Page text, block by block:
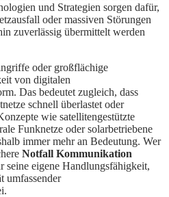
und Strategien sorgen dafür,
oder massiven Störungen
zuverlässig übermittelt werden
oder großflächige
von digitalen
Das bedeutet zugleich, dass
schnell überlastet oder
wie satellitengestützte
Funknetze oder solarbetriebene
immer mehr an Bedeutung. Wer
Notfall Kommunikation
seine eigene Handlungsfähigkeit,
umfassender